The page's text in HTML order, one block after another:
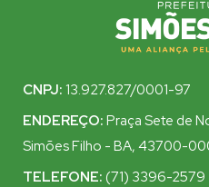
CNPJ: 13.927.827/0001-97
ENDEREÇO: Praça Sete de
Simões Filho - BA, 43700-
TELEFONE: (71) 3396-2579